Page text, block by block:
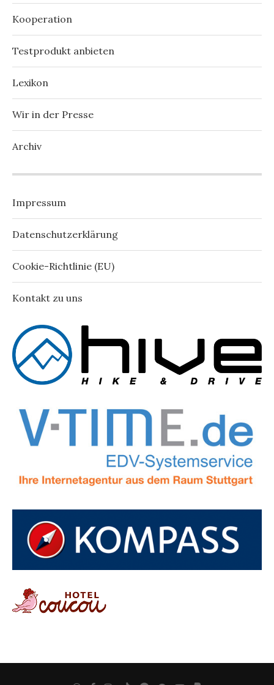
Kooperation
Testprodukt anbieten
Lexikon
Wir in der Presse
Archiv
Impressum
Datenschutzerklärung
Cookie-Richtlinie (EU)
Kontakt zu uns